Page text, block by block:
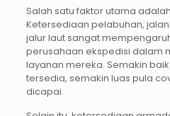
Salah satu faktor utama
Ketersediaan pelabuhan,
jalur laut sangat
perusahaan ekspedisi dalam
layanan mereka. Semakin
tersedia, semakin luas pula
dicapai.